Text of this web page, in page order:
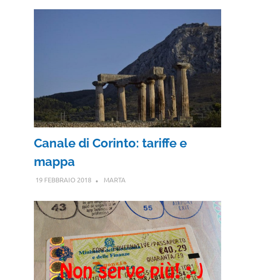
Canale di Corinto: tariffe e
mappa
19 FEBBRAIO 2018 MARTA